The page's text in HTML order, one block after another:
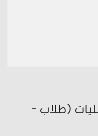
(طلاب -